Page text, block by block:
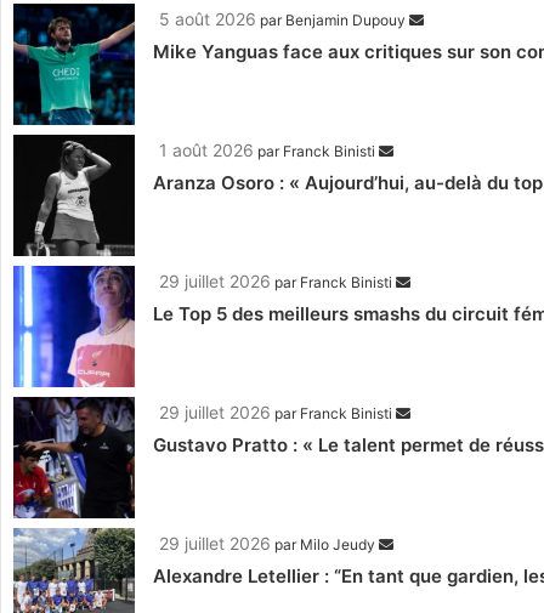
5 août 2026 par Benjamin Dupouy
Mike Yanguas face aux critiques sur son
1 août 2026 par Franck Binisti
Aranza Osoro : « Aujourd’hui, au-delà du
29 juillet 2026 par Franck Binisti
Le Top 5 des meilleurs smashs du circuit
29 juillet 2026 par Franck Binisti
Gustavo Pratto : « Le talent permet de
29 juillet 2026 par Milo Jeudy
Alexandre Letellier : “En tant que gardien,